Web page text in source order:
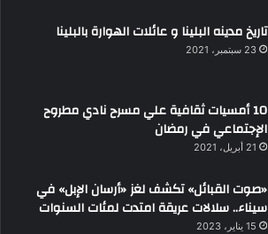
تاريخ مدينه البلينا و عائلات الهوارة بالبلينا
23 سبتمبر، 2021
10 أمسيات ثقافية علي مسرح نادي مطروح
الإجتماعي في رمضان
21 أبريل، 2021
«صوت القبائل» تكشف لغز «أرسان الإبل» في
سيناء.. سلالات عريقة امتدت لمئات السنوات
15 يناير، 2023